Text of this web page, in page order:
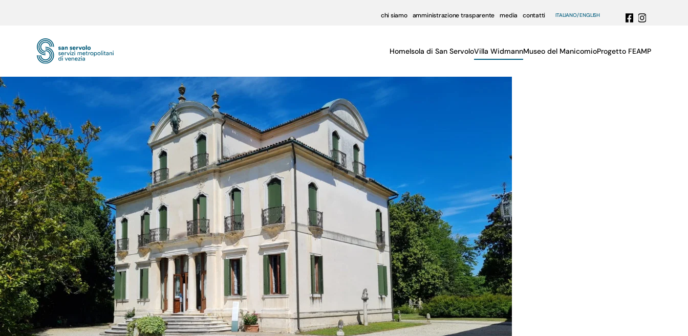
chi siamo amministrazione trasparente media contatti ITALIANO ENGLISH
HomeIsola di San ServoloVilla WidmannMuseo del ManicomioProgetto FEAMP